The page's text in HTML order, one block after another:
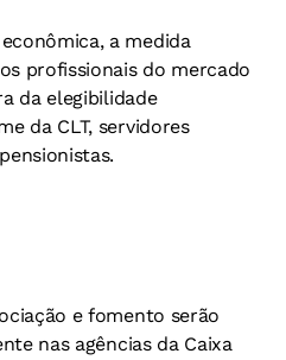
a medida
profissionais do mercado
da elegibilidade
da CLT, servidores
e fomento serão
nas agências da Caixa